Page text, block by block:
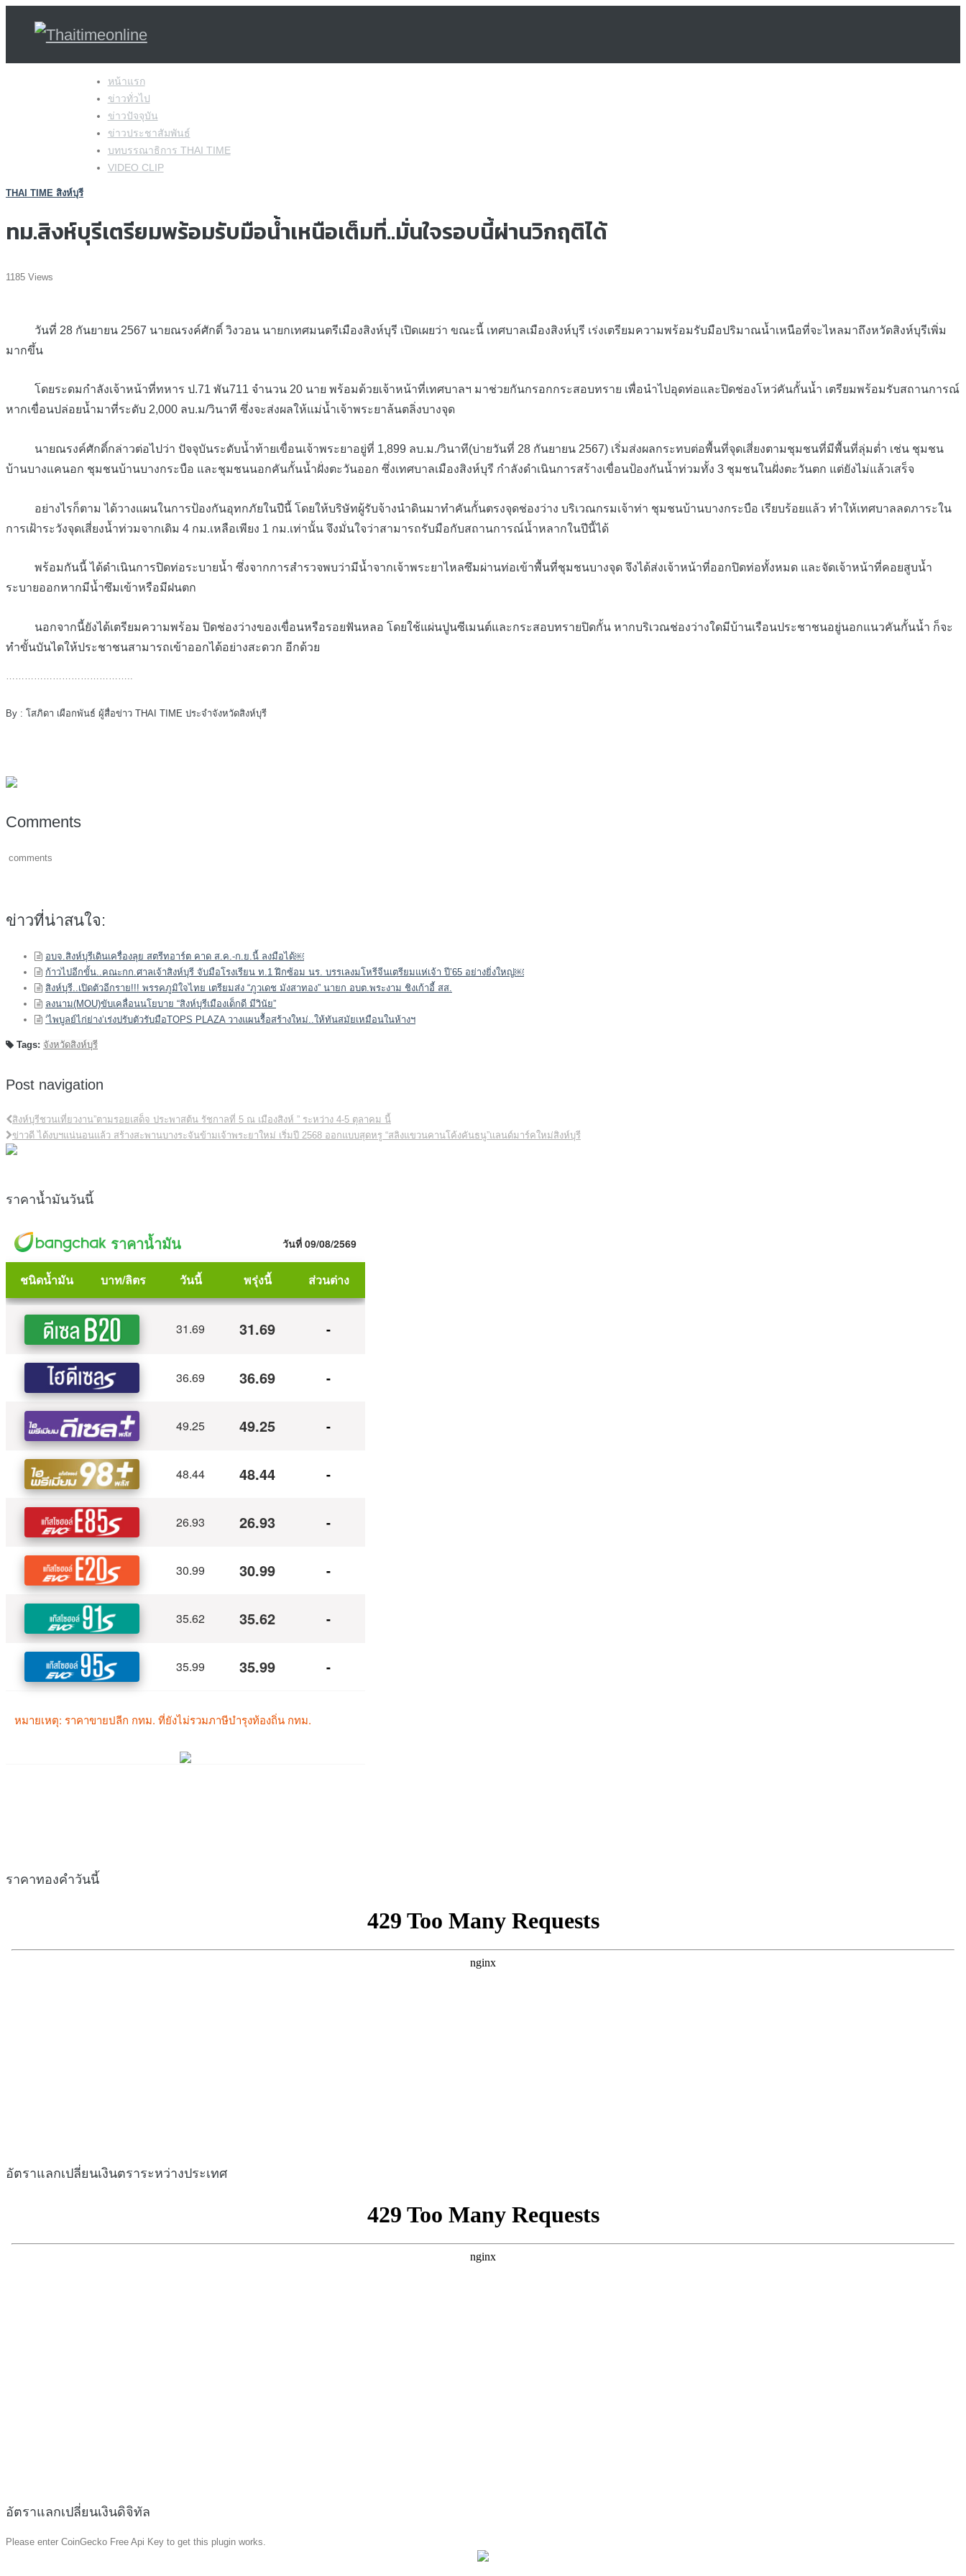
หน้าแรก
ข่าวทั่วไป
ข่าวปัจจุบัน
ข่าวประชาสัมพันธ์
บทบรรณาธิการ THAI TIME
VIDEO CLIP
THAI TIME สิงห์บุรี
ทม.สิงห์บุรีเตรียมพร้อมรับมือน้ำเหนือเต็มที่..มั่นใจรอบนี้ผ่านวิกฤติได้
1185 Views
วันที่ 28 กันยายน 2567 นายณรงค์ศักดิ์ วิงวอน นายกเทศมนตรีเมืองสิงห์บุรี เปิดเผยว่า ขณะนี้ เทศบาลเมืองสิงห์บุรี เร่งเตรียมความพร้อมรับมือปริมาณน้ำเหนือที่จะไหลมาถึงหวัดสิงห์บุรีเพิ่ม
มากขึ้น
โดยระดมกำลังเจ้าหน้าที่ทหาร ป.71 พัน711 จำนวน 20 นาย พร้อมด้วยเจ้าหน้าที่เทศบาลฯ มาช่วยกันกรอกกระสอบทราย เพื่อนำไปอุดท่อและปิดช่องโหว่คันกั้นน้ำ เตรียมพร้อมรับสถานการณ์
หากเขื่อนปล่อยน้ำมาที่ระดับ 2,000 ลบ.ม/วินาที ซึ่งจะส่งผลให้แม่น้ำเจ้าพระยาล้นตลิ่งบางจุด
นายณรงค์ศักดิ์กล่าวต่อไปว่า ปัจจุบันระดับน้ำท้ายเขื่อนเจ้าพระยาอยู่ที่ 1,899 ลบ.ม./วินาที(บ่ายวันที่ 28 กันยายน 2567) เริ่มส่งผลกระทบต่อพื้นที่จุดเสี่ยงตามชุมชนที่มีพื้นที่ลุ่มต่ำ เช่น ชุมชน
บ้านบางแคนอก ชุมชนบ้านบางกระบือ และชุมชนนอกคันกั้นน้ำฝั่งตะวันออก ซึ่งเทศบาลเมืองสิงห์บุรี กำลังดำเนินการสร้างเขื่อนป้องกันน้ำท่วมทั้ง 3 ชุมชนในฝั่งตะวันตก แต่ยังไม่แล้วเสร็จ
อย่างไรก็ตาม ได้วางแผนในการป้องกันอุทกภัยในปีนี้ โดยให้บริษัทผู้รับจ้างนำดินมาทำคันกั้นตรงจุดช่องว่าง บริเวณกรมเจ้าท่า ชุมชนบ้านบางกระบือ เรียบร้อยแล้ว ทำให้เทศบาลลดภาระใน
การเฝ้าระวังจุดเสี่ยงน้ำท่วมจากเดิม 4 กม.เหลือเพียง 1 กม.เท่านั้น จึงมั่นใจว่าสามารถรับมือกับสถานการณ์น้ำหลากในปีนี้ได้
พร้อมกันนี้ ได้ดำเนินการปิดท่อระบายน้ำ ซึ่งจากการสำรวจพบว่ามีน้ำจากเจ้าพระยาไหลซึมผ่านท่อเข้าพื้นที่ชุมชนบางจุด จึงได้ส่งเจ้าหน้าที่ออกปิดท่อทั้งหมด และจัดเจ้าหน้าที่คอยสูบน้ำ
ระบายออกหากมีน้ำซึมเข้าหรือมีฝนตก
นอกจากนี้ยังได้เตรียมความพร้อม ปิดช่องว่างของเขื่อนหรือรอยฟันหลอ โดยใช้แผ่นปูนซีเมนต์และกระสอบทรายปิดกั้น หากบริเวณช่องว่างใดมีบ้านเรือนประชาชนอยู่นอกแนวคันกั้นน้ำ ก็จะ
ทำขั้นบันไดให้ประชาชนสามารถเข้าออกได้อย่างสะดวก อีกด้วย
…………………………………..
By : โสภิดา เผือกพันธ์ ผู้สื่อข่าว THAI TIME ประจำจังหวัดสิงห์บุรี
Comments
comments
ข่าวที่น่าสนใจ:
อบจ.สิงห์บุรีเดินเครื่องลุย สตรีทอาร์ต คาด ส.ค.-ก.ย.นี้ ลงมือได้￼
ก้าวไปอีกขั้น..คณะกก.ศาลเจ้าสิงห์บุรี จับมือโรงเรียน ท.1 ฝึกซ้อม นร. บรรเลงมโหรีจีนเตรียมแห่เจ้า ปี’65 อย่างยิ่งใหญ่￼
สิงห์บุรี..เปิดตัวอีกราย!!! พรรคภูมิใจไทย เตรียมส่ง “ภูวเดช มังสาทอง” นายก อบต.พระงาม ชิงเก้าอี้ สส.
ลงนาม(MOU)ขับเคลื่อนนโยบาย “สิงห์บุรีเมืองเด็กดี มีวินัย”
‘ไพบูลย์ไก่ย่าง’เร่งปรับตัวรับมือTOPS PLAZA วางแผนรื้อสร้างใหม่..ให้ทันสมัยเหมือนในห้างฯ
Tags: จังหวัดสิงห์บุรี
Post navigation
สิงห์บุรีชวนเที่ยวงาน”ตามรอยเสด็จ ประพาสต้น รัชกาลที่ 5 ณ เมืองสิงห์ ” ระหว่าง 4-5 ตุลาคม นี้
ข่าวดี ได้งบฯแน่นอนแล้ว สร้างสะพานบางระจันข้ามเจ้าพระยาใหม่ เริ่มปี 2568 ออกแบบสุดหรู “สลิงแขวนคานโค้งคันธนู”แลนด์มาร์คใหม่สิงห์บุรี
ราคาน้ำมันวันนี้
ราคาทองคำวันนี้
อัตราแลกเปลี่ยนเงินตราระหว่างประเทศ
อัตราแลกเปลี่ยนเงินดิจิทัล
Please enter CoinGecko Free Api Key to get this plugin works.